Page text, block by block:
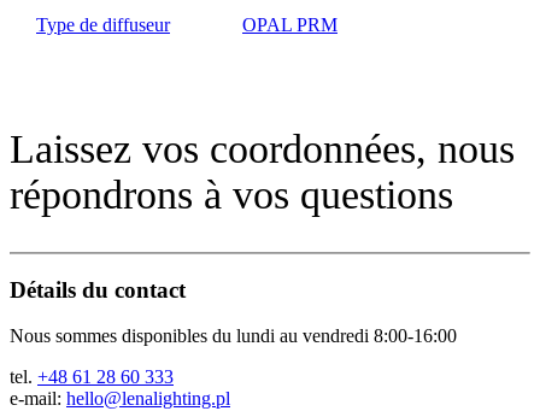
Type de diffuseur OPAL PRM
Laissez vos coordonnées, nous
répondrons à vos questions
Détails du contact
Nous sommes disponibles du lundi au vendredi 8:00-16:00
tel. +48 61 28 60 333
e-mail: hello@lenalighting.pl